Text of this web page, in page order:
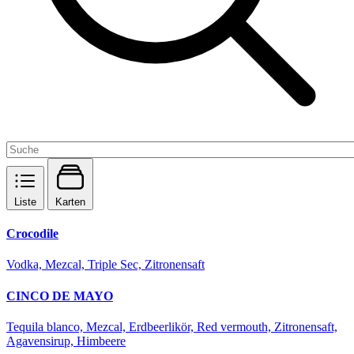
Liste Karten
Crocodile
Vodka, Mezcal, Triple Sec, Zitronensaft
CINCO DE MAYO
Tequila blanco, Mezcal, Erdbeerlikör, Red vermouth, Zitronensaft,
Agavensirup, Himbeere